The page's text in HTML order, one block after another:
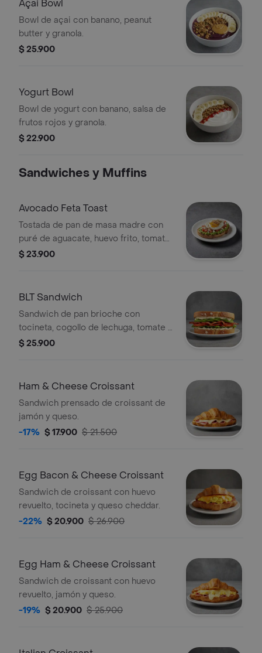
Açai Bowl
Bowl de açai con banano, peanut
butter y granola.
$ 25.900
Yogurt Bowl
Bowl de yogurt con banano, salsa de
frutos rojos y granola.
$ 22.900
Sandwiches y Muffins
Avocado Feta Toast
Tostada de pan de masa madre con
puré de aguacate, huevo frito, tomate
en cubos, quinoa crocante y queso
$ 23.900
BLT Sandwich
Sandwich de pan brioche con
tocineta, cogollo de lechuga, tomate y
salsa de la casa.
$ 25.900
Ham & Cheese Croissant
Sandwich prensado de croissant de
jamón y queso.
-17% $ 17.900 $ 21.500
Egg Bacon & Cheese Croissant
Sandwich de croissant con huevo
revuelto, tocineta y queso cheddar.
-22% $ 20.900 $ 26.900
Egg Ham & Cheese Croissant
Sandwich de croissant con huevo
revuelto, jamón y queso.
-19% $ 20.900 $ 25.900